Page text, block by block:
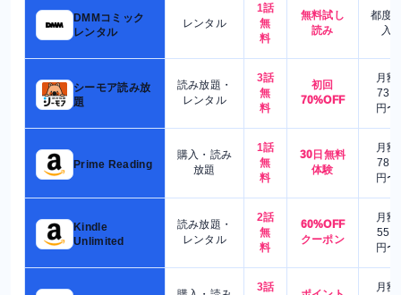
DMMコミック
レンタル
レンタル
1話
無
料
無料試し
読み
都度
入
シーモア読み放
題
読み放題・
レンタル
3話
無
料
初回
70%OFF
月額
730
円〜
Prime Reading
購入・読み
放題
1話
無
料
30日無料
体験
月額
780
円〜
Kindle
Unlimited
読み放題・
レンタル
2話
無
料
60%OFF
クーポン
月額
550
円〜
3話 月額